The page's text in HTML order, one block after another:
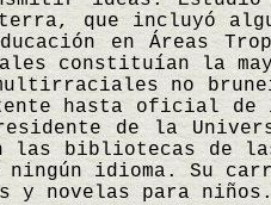
que incluyó
en Áreas
constituían la
no
hasta oficial de
de la
las bibliotecas de
idioma. Su
novelas para niños.